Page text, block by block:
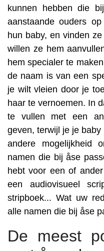
kunnen hebben die
aanstaande ouders
hun baby, en vinden
willen ze hem
hem specialer te
de naam is van een
je wilt vleien door je
haar te vernoemen. In
te vullen met een
geven, terwijl je je
andere mogelijkheid
namen die bij åse
hebt voor een of
een audiovisueel
stripboek... Wat uw
alle namen die bij åse
De meest